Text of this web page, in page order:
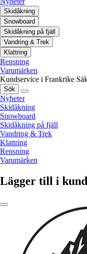
Skidåkning
Snowboard
Skidåkning på fjäll
Vandring & Trek
Klattring
Rensning
Varumärken
Kundservice i Frankrike
Sök
Nyheter
Skidåkning
Snowboard
Skidåkning på fjäll
Vandring & Trek
Klattring
Rensning
Varumärken
Lägger till i